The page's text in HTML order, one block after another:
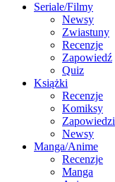
Seriale/Filmy
Newsy
Zwiastuny
Recenzje
Zapowiedź
Quiz
Książki
Recenzje
Komiksy
Zapowiedzi
Newsy
Manga/Anime
Recenzje
Manga